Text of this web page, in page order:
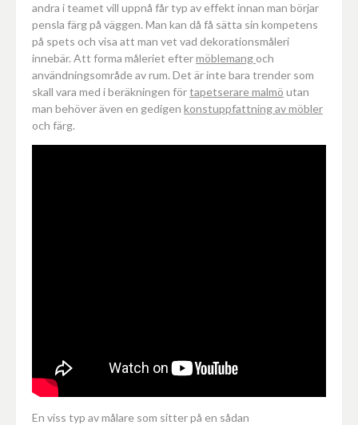
andra i teamet vill uppnå får typ av effekt innan man börjar
pensla färg på väggen. Man kan då få sätta sin kompetens
på spets och visa att man vet vad dekorationsmåleri
innebär. Att forma måleriet eftermöblemang och
användningsområde av rum. Det är inte bara trender som
skall vara med i beräkningen förtapetserare malmö utan
man behöver även en gedigen konstuppfattning av möbler
och färg.
En viss typ av målare som sitter på en sådan